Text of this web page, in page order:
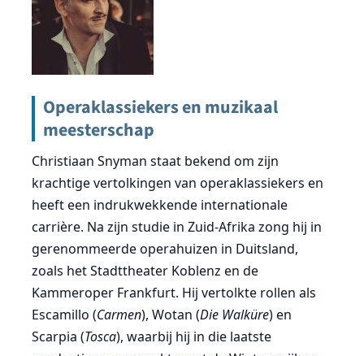
Operaklassiekers en muzikaal
meesterschap
Christiaan Snyman staat bekend om zijn
krachtige vertolkingen van operaklassiekers en
heeft een indrukwekkende internationale
carrière. Na zijn studie in Zuid-Afrika zong hij in
gerenommeerde operahuizen in Duitsland,
zoals het Stadttheater Koblenz en de
Kammeroper Frankfurt. Hij vertolkte rollen als
Escamillo (Carmen), Wotan (Die Walküre) en
Scarpia (Tosca), waarbij hij in die laatste